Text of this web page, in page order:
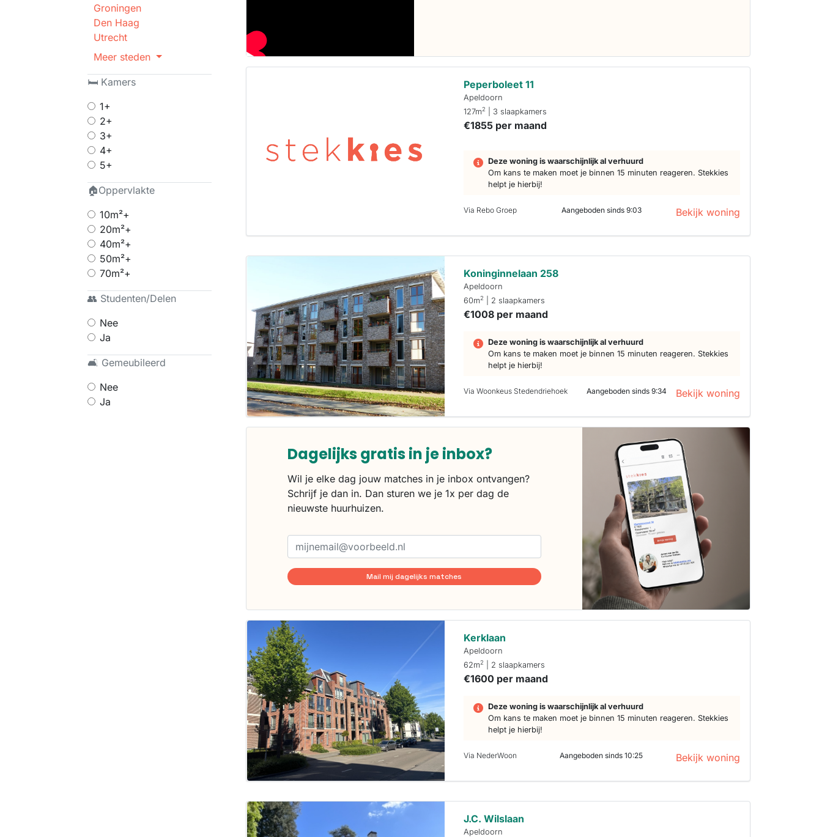
Groningen
Den Haag
Utrecht
Meer steden
🛏 Kamers
1+
2+
3+
4+
5+
🏠Oppervlakte
10m²+
20m²+
40m²+
50m²+
70m²+
👥 Studenten/Delen
Nee
Ja
🛋 Gemeubileerd
Nee
Ja
Peperboleet 11
Apeldoorn
127m2 | 3 slaapkamers
€1855 per maand
Deze woning is waarschijnlijk al verhuurd
Om kans te maken moet je binnen 15 minuten reageren. Stekkies
helpt je hierbij!
Via Rebo Groep Aangeboden sinds 9:03 Bekijk woning
Koninginnelaan 258
Apeldoorn
60m2 | 2 slaapkamers
€1008 per maand
Deze woning is waarschijnlijk al verhuurd
Om kans te maken moet je binnen 15 minuten reageren. Stekkies
helpt je hierbij!
Via Woonkeus Stedendriehoek Aangeboden sinds 9:34 Bekijk woning
Dagelijks gratis in je inbox?
Wil je elke dag jouw matches in je inbox ontvangen?
Schrijf je dan in. Dan sturen we je 1x per dag de
nieuwste huurhuizen.
Mail mij dagelijks matches
Kerklaan
Apeldoorn
62m2 | 2 slaapkamers
€1600 per maand
Deze woning is waarschijnlijk al verhuurd
Om kans te maken moet je binnen 15 minuten reageren. Stekkies
helpt je hierbij!
Via NederWoon Aangeboden sinds 10:25 Bekijk woning
J.C. Wilslaan
Apeldoorn